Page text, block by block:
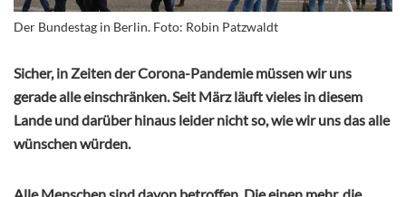
Der Bundestag in Berlin. Foto: Robin Patzwaldt
Sicher, in Zeiten der Corona-Pandemie müssen wir uns
gerade alle einschränken. Seit März läuft vieles in diesem
Lande und darüber hinaus leider nicht so, wie wir uns das alle
wünschen würden.